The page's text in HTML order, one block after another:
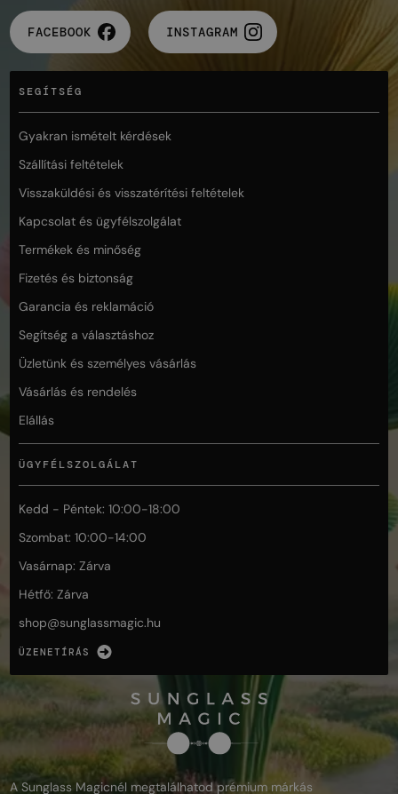
FACEBOOK INSTAGRAM
SEGÍTSÉG
Gyakran ismételt kérdések
Szállítási feltételek
Visszaküldési és visszatérítési feltételek
Kapcsolat és ügyfélszolgálat
Termékek és minőség
Fizetés és biztonság
Garancia és reklamáció
Segítség a választáshoz
Üzletünk és személyes vásárlás
Vásárlás és rendelés
Elállás
ÜGYFÉLSZOLGÁLAT
Kedd - Péntek: 10:00-18:00
Szombat: 10:00-14:00
Vasárnap: Zárva
Hétfő: Zárva
shop@sunglassmagic.hu
ÜZENETÍRÁS
A Sunglass Magicnél megtalálhatod prémium márkás